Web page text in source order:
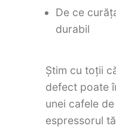
De ce
durabil
Știm cu toții
defect poate
unei cafele
espressorul